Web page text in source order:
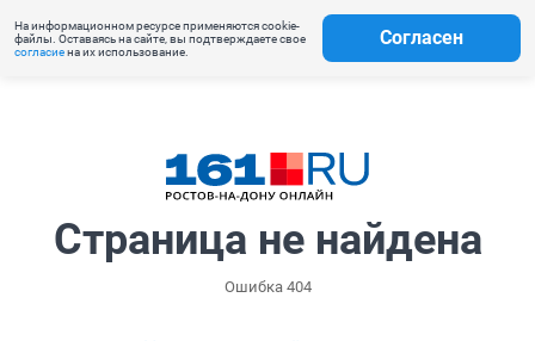
На информационном ресурсе применяются cookie-
файлы. Оставаясь на сайте, вы подтверждаете свое
согласиена их использование.
Согласен
Страница не найдена
Ошибка 404